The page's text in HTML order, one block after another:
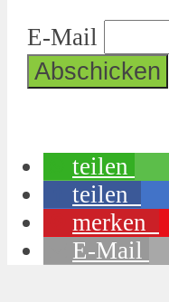
E-Mail
teilen
teilen
merken
E-Mail